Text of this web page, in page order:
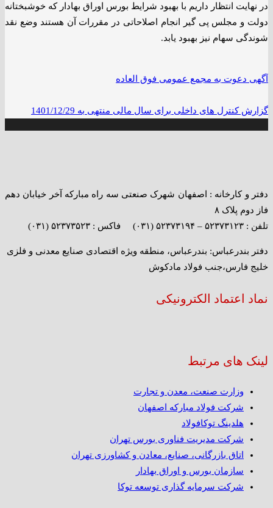
در نهایت انتظار داریم با بهبود شرایط بورس اوراق بهادار که خوشبختانه
دولت و مجلس پی گیر انجام اصلاحاتی در مقررات آن هستند وضع نقد
شوندگی سهام نیز بهبود یابد.
آگهی دعوت به مجمع عمومی فوق العاده
گزارش کنترل های داخلی برای سال مالی منتهی به 1401/12/29
دفتر و کارخانه : اصفهان شهرک صنعتی سه راه مبارکه آخر خیابان دهم
فاز دوم پلاک ۸
تلفن : ۵۲۳۷۳۱۲۳ – ۵۲۳۷۳۱۹۴ (۰۳۱) فاکس : ۵۲۳۷۳۵۲۳ (۰۳۱)
دفتر بندرعباس: بندرعباس، منطقه ویژه اقتصادی صنایع معدنی و فلزی
خلیج فارس،جنب فولاد مادکوش
نماد اعتماد الکترونیکی
لینک های مرتبط
وزارت صنعت، معدن و تجارت
شرکت فولاد مبارکه اصفهان
هلدینگ توکافولاد
شرکت مدیریت فناوری بورس تهران
اتاق بازرگانی، صنایع، معادن و کشاورزی تهران
سازمان بورس و اوراق بهادار
شرکت سرمایه گذاری توسعه توکا